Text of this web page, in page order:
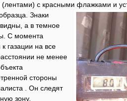
(лентами) с красными флажками и
Знаки
а в темное
С момента
газации на все
не менее
стороны
. Он следят
зону,